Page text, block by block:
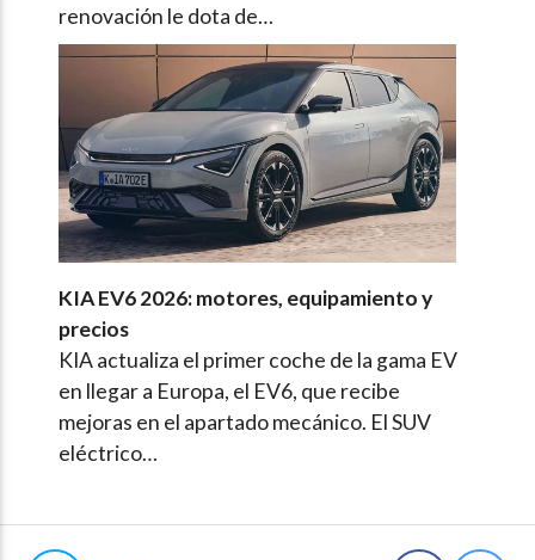
renovación le dota de…
KIA EV6 2026: motores, equipamiento y
precios
KIA actualiza el primer coche de la gama EV
en llegar a Europa, el EV6, que recibe
mejoras en el apartado mecánico. El SUV
eléctrico…